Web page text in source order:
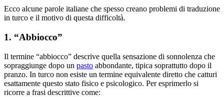
Ecco alcune parole italiane che spesso creano problemi di traduzione
in turco e il motivo di questa difficoltà.
1. “Abbiocco”
Il termine “abbiocco” descrive quella sensazione di sonnolenza che
sopraggiunge dopo un pasto abbondante, tipica soprattutto dopo il
pranzo. In turco non esiste un termine equivalente diretto che catturi
esattamente questo stato fisico e psicologico. Per esprimerlo si
ricorre a frasi descrittive come: